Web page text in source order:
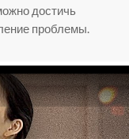
достичь
проблемы.